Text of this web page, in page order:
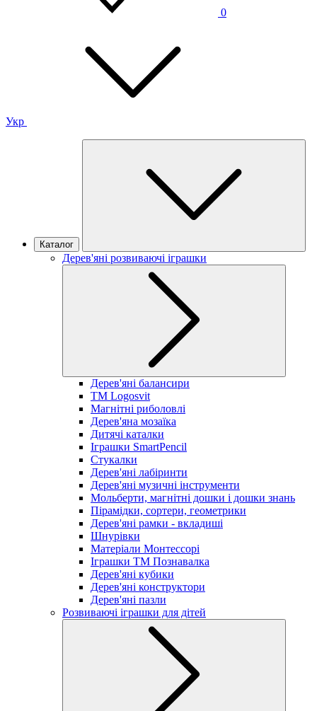
0
Укр
Каталог
Дерев'яні розвиваючі іграшки
Дерев'яні балансири
TM Logosvit
Магнітні риболовлі
Дерев'яна мозаїка
Дитячі каталки
Іграшки SmartPencil
Стукалки
Дерев'яні лабіринти
Дерев'яні музичні інструменти
Мольберти, магнітні дошки і дошки знань
Пірамідки, сортери, геометрики
Дерев'яні рамки - вкладиші
Шнурівки
Матеріали Монтессорі
Іграшки ТМ Познавалка
Дерев'яні кубики
Дерев'яні конструктори
Дерев'яні пазли
Розвиваючі іграшки для дітей